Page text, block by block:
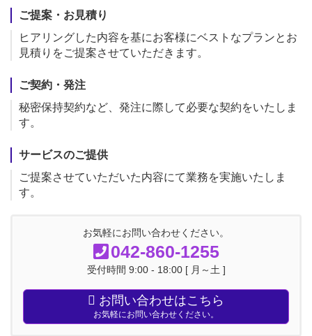
ご提案・お見積り
ヒアリングした内容を基にお客様にベストなプランとお
見積りをご提案させていただきます。
ご契約・発注
秘密保持契約など、発注に際して必要な契約をいたしま
す。
サービスのご提供
ご提案させていただいた内容にて業務を実施いたしま
す。
お気軽にお問い合わせください。
042-860-1255
受付時間 9:00 - 18:00 [ 月～土 ]
お問い合わせはこちら
お気軽にお問い合わせください。